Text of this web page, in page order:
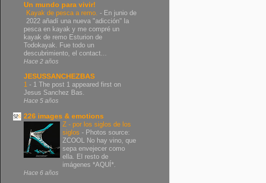
Un mundo para vivir!
Kayak de pesca a remo. - En junio de
2022 añadí una nueva "adicción" la
pesca en kayak y me compré un
kayak de remo Esturion de
Todokayak. Fue todo un
descubrimiento, el contact...
Hace 2 años
JESUSSANCHEZBAS
1 - 1 The post 1 appeared first on
Jesus Sanchez Bas.
Hace 5 años
226 images & emotions
Z - por los siglos de los
siglos - Photos source:
ZCOOL No hay vino, que
sepa envejecer como
ella. El resto de
imágenes *AQUÍ*.
Hace 6 años